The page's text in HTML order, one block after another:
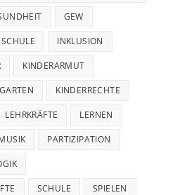
GEW
INKLUSION
KINDERARMUT
KINDERRECHTE
LEHRKRÄFTE LERNEN
PARTIZIPATION
SCHULE SPIELEN